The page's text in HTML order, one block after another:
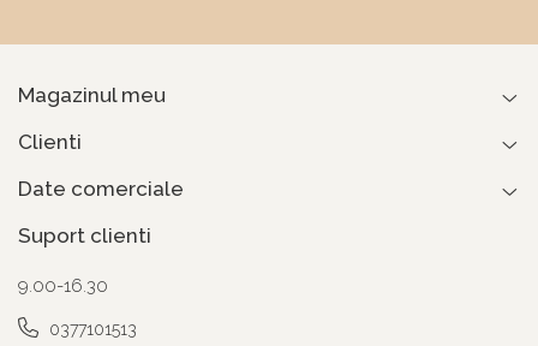
Magazinul meu
Clienti
Date comerciale
Suport clienti
9.00-16.30
0377101513